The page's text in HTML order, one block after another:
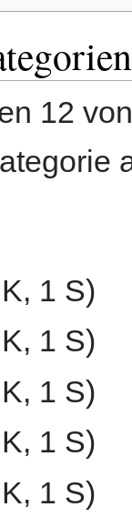
12
1 S)
1 S)
1 S)
1 S)
1 S)